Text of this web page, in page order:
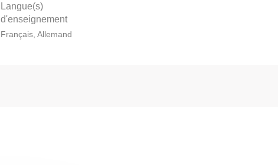
Langue(s)
d'enseignement
Français, Allemand